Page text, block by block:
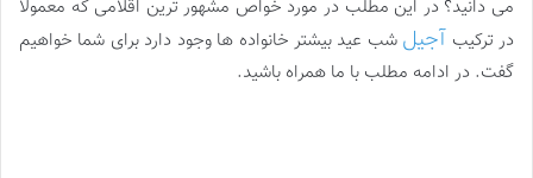
می دانید؟ در این مطلب در مورد خواص مشهور ترین اقلامی که معمولا
در ترکیب آجیل شب عید بیشتر خانواده ها وجود دارد برای شما خواهیم
گفت. در ادامه مطلب با ما همراه باشید.